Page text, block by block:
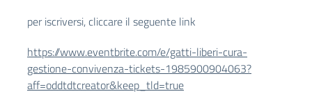
per iscriversi, cliccare il seguente link
https://www.eventbrite.com/e/gatti-liberi-cura-
gestione-convivenza-tickets-1985900904063?
aff=oddtdtcreator&keep_tld=true